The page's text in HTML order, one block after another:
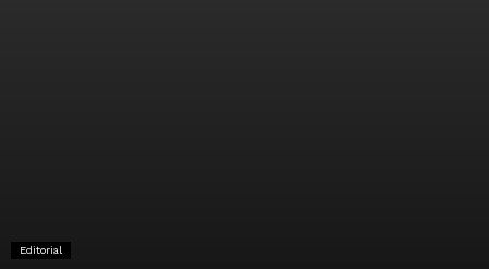
Editorial